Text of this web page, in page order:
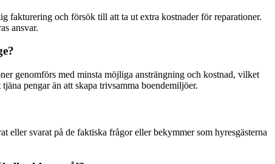
fakturering och försök till att ta ut extra kostnader för reparationer.
ansvar.
genomförs med minsta möjliga ansträngning och kostnad, vilket
pengar än att skapa trivsamma boendemiljöer.
eller svarat på de faktiska frågor eller bekymmer som hyresgästerna